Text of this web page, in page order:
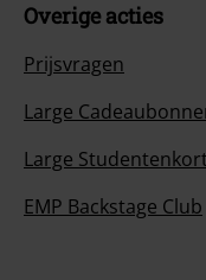
Overige acties
Prijsvragen
Large
Large
EMP Backstage Club